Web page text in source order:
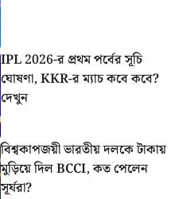
IPL 2026-র প্রথম পর্বের সূচি
ঘোষণা, KKR-র ম্যাচ কবে কবে?
দেখুন
বিশ্বকাপজয়ী ভারতীয় দলকে টাকায়
মুড়িয়ে দিল BCCI, কত পেলেন
সূর্যরা?